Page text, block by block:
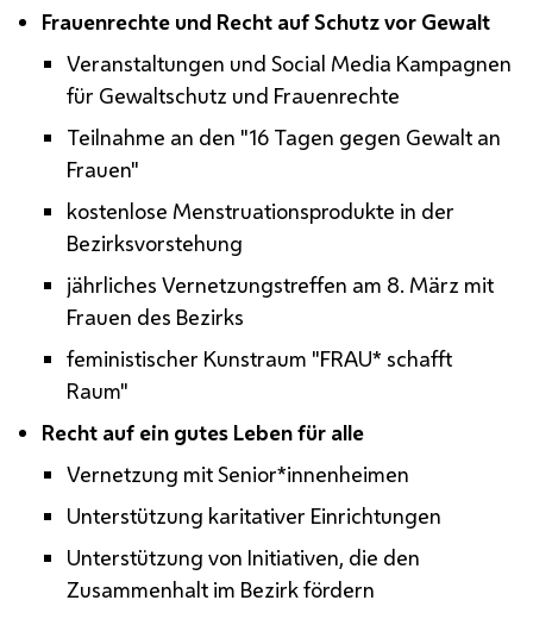
Frauenrechte und Recht auf Schutz vor Gewalt
Veranstaltungen und Social Media Kampagnen
für Gewaltschutz und Frauenrechte
Teilnahme an den "16 Tagen gegen Gewalt an
Frauen"
kostenlose Menstruationsprodukte in der
Bezirksvorstehung
jährliches Vernetzungstreffen am 8. März mit
Frauen des Bezirks
feministischer Kunstraum "FRAU* schafft
Raum"
Recht auf ein gutes Leben für alle
Vernetzung mit Senior*innenheimen
Unterstützung karitativer Einrichtungen
Unterstützung von Initiativen, die den
Zusammenhalt im Bezirk fördern